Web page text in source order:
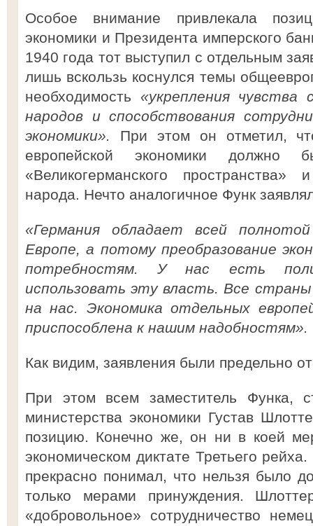
Особое внимание привлекала
экономики и Президента имперского
1940 года тот выступил с отдельным
лишь вскользь коснулся темы
необходимость «укрепления чувства
народов и способствования
экономики». При этом он отметил,
европейской экономики должно
«Великогерманского пространства»
народа. Нечто аналогичное Функ
«Германия обладает всей
Европе, а потому преобразование
потребностям. У нас есть
использовать эту власть. Все
на нас. Экономика отдельных
приспособлена к нашим надобностям».
Как видим, заявления были предельно
При этом всем заместитель Функа,
министерства экономики Густав
позицию. Конечно же, он ни в коей
экономическом диктате Третьего
прекрасно понимал, что нельзя было
только мерами принуждения.
«добровольное» сотрудничество